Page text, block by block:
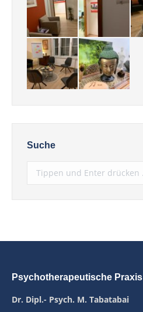
Suche
Psychotherapeutische Praxis
Dr. Dipl.- Psych. M. Tabatabai